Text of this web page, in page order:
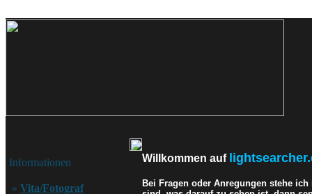
Informationen
» Vita/Fotograf
Willkommen auf
Bei Fragen oder Anregungen stehe